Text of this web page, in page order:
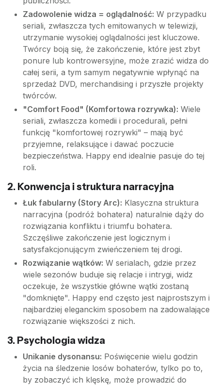
Zadowolenie widza = oglądalność: W przypadku
seriali, zwłaszcza tych emitowanych w telewizji,
utrzymanie wysokiej oglądalności jest kluczowe.
Twórcy boją się, że zakończenie, które jest zbyt
ponure lub kontrowersyjne, może zrazić widza do
całej serii, a tym samym negatywnie wpłynąć na
sprzedaż DVD, merchandising i przyszłe projekty
twórców.
"Comfort Food" (Komfortowa rozrywka): Wiele
seriali, zwłaszcza komedii i procedurali, pełni
funkcję "komfortowej rozrywki" – mają być
przyjemne, relaksujące i dawać poczucie
bezpieczeństwa. Happy end idealnie pasuje do tej
roli.
2. Konwencja i struktura narracyjna
Łuk fabularny (Story Arc): Klasyczna struktura
narracyjna (podróż bohatera) naturalnie dąży do
rozwiązania konfliktu i triumfu bohatera.
Szczęśliwe zakończenie jest logicznym i
satysfakcjonującym zwieńczeniem tej drogi.
Rozwiązanie wątków: W serialach, gdzie przez
wiele sezonów buduje się relacje i intrygi, widz
oczekuje, że wszystkie główne wątki zostaną
"domknięte". Happy end często jest najprostszym i
najbardziej eleganckim sposobem na zadowalające
rozwiązanie większości z nich.
3. Psychologia widza
Unikanie dysonansu: Poświęcenie wielu godzin
życia na śledzenie losów bohaterów, tylko po to,
by zobaczyć ich klęskę, może prowadzić do